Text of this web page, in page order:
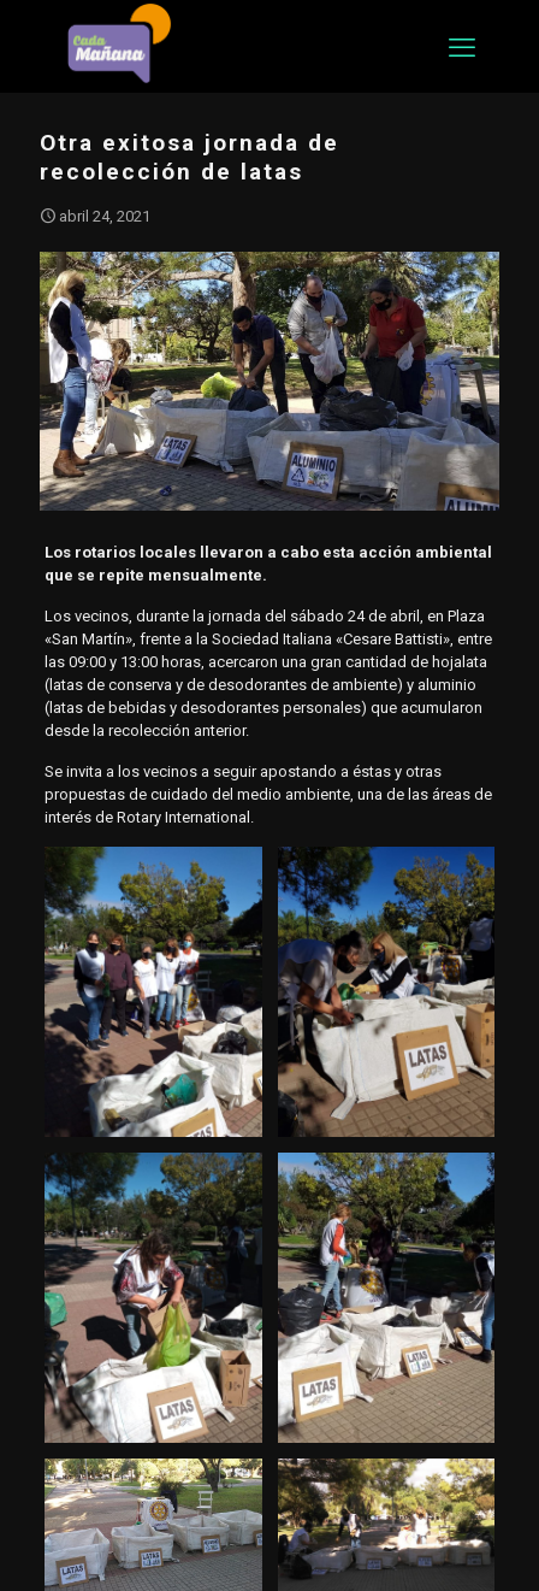
Otra exitosa jornada de
recolección de latas
abril 24, 2021
Los rotarios locales llevaron a cabo esta acción ambiental
que se repite mensualmente.
Los vecinos, durante la jornada del sábado 24 de abril, en Plaza
«San Martín», frente a la Sociedad Italiana «Cesare Battisti», entre
las 09:00 y 13:00 horas, acercaron una gran cantidad de hojalata
(latas de conserva y de desodorantes de ambiente) y aluminio
(latas de bebidas y desodorantes personales) que acumularon
desde la recolección anterior.
Se invita a los vecinos a seguir apostando a éstas y otras
propuestas de cuidado del medio ambiente, una de las áreas de
interés de Rotary International.